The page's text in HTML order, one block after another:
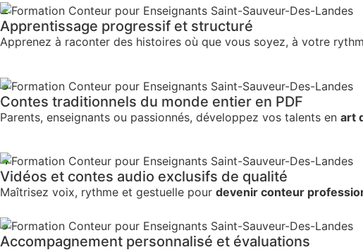
2
Apprentissage progressif et structuré
Apprenez à raconter des histoires où que vous soyez, à votre
3
Contes traditionnels du monde entier en PDF
Parents, enseignants ou passionnés, développez vos talents en art
4
Vidéos et contes audio exclusifs de qualité
Maîtrisez voix, rythme et gestuelle pour devenir conteur
5
Accompagnement personnalisé et évaluations